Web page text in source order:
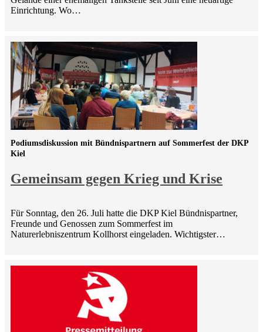
Einrichtung. Wo…
Gemeinsam gegen Krieg und Krise
Podiumsdiskussion mit Bündnispartnern auf Sommerfest der DKP
Kiel
Für Sonntag, den 26. Juli hatte die DKP Kiel Bündnispartner,
Freunde und Genossen zum Sommerfest im
Naturerlebniszentrum Kollhorst eingeladen. Wichtigster…